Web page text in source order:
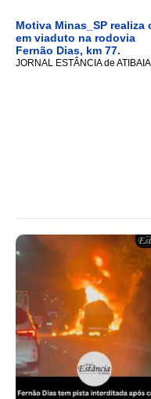
Motiva Minas_SP realiza
em viaduto na rodovia
Fernão Dias, km 77.
JORNAL ESTÂNCIA de ATIBAIA